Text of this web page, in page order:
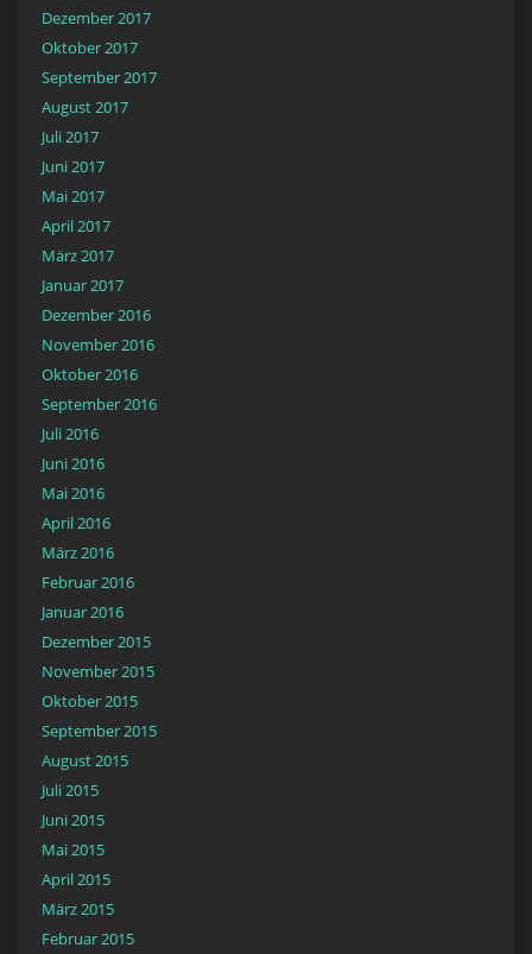
Dezember 2017
Oktober 2017
September 2017
August 2017
Juli 2017
Juni 2017
Mai 2017
April 2017
März 2017
Januar 2017
Dezember 2016
November 2016
Oktober 2016
September 2016
Juli 2016
Juni 2016
Mai 2016
April 2016
März 2016
Februar 2016
Januar 2016
Dezember 2015
November 2015
Oktober 2015
September 2015
August 2015
Juli 2015
Juni 2015
Mai 2015
April 2015
März 2015
Februar 2015